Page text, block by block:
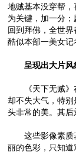
地贼基本没穿帮
为关键，加一分
回到拜佛，全世
酷似本部一美女
呈现出大片风
《天下无贼》在
却不失大气，特
头非常的美。其后
这些影像素质基
丽的色彩，只知